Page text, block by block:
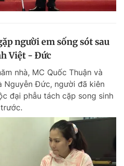
Bạn cần biết
Liên hệ quảng cáo
thoại
người em sống sót sau
Việt - Đức
nhà, MC Quốc Thuận và
Nguyễn Đức, người đã kiên
đại phẫu tách cặp song sinh